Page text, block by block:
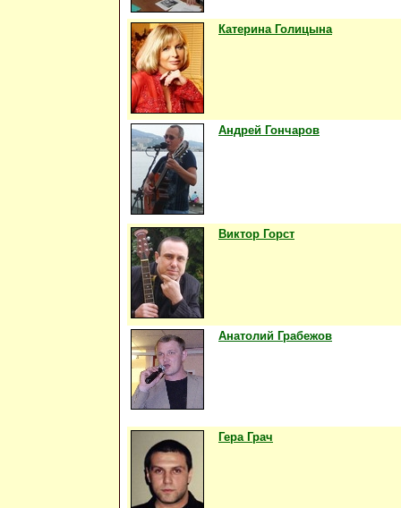
Катерина Голицына
Андрей Гончаров
Виктор Горст
Анатолий Грабежов
Гера Грач